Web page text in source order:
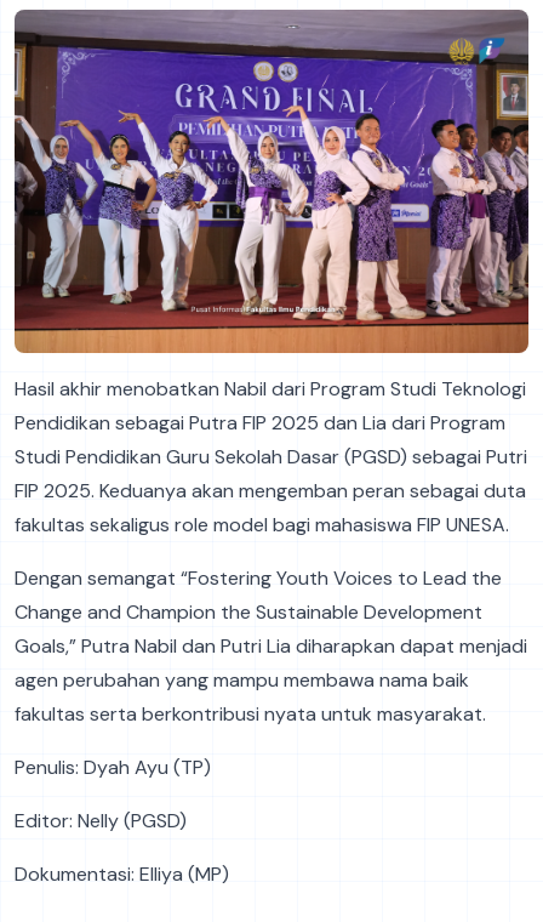
Hasil akhir menobatkan Nabil dari Program Studi Teknologi
Pendidikan sebagai Putra FIP 2025 dan Lia dari Program
Studi Pendidikan Guru Sekolah Dasar (PGSD) sebagai Putri
FIP 2025. Keduanya akan mengemban peran sebagai duta
fakultas sekaligus role model bagi mahasiswa FIP UNESA.
Dengan semangat “Fostering Youth Voices to Lead the
Change and Champion the Sustainable Development
Goals,” Putra Nabil dan Putri Lia diharapkan dapat menjadi
agen perubahan yang mampu membawa nama baik
fakultas serta berkontribusi nyata untuk masyarakat.
Penulis: Dyah Ayu (TP)
Editor: Nelly (PGSD)
Dokumentasi: Elliya (MP)